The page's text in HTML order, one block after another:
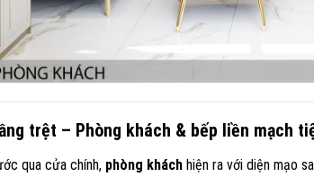
trệt – Phòng khách & bếp liền mạch
qua cửa chính, phòng kháchhiện ra với diện mạo